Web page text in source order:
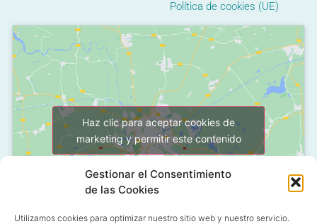
Gestionar el Consentimiento
de las Cookies
Utilizamos cookies para optimizar nuestro sitio web y nuestro servicio.
Política de cookies (UE)
Haz clic para aceptar cookies de
marketing y permitir este contenido